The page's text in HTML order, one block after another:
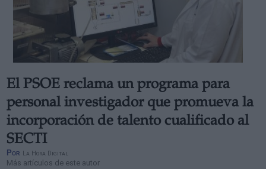
El PSOE reclama un programa para
personal investigador que promueva la
incorporación de talento cualificado al
SECTI
Por La Hora Digital
Más artículos de este autor